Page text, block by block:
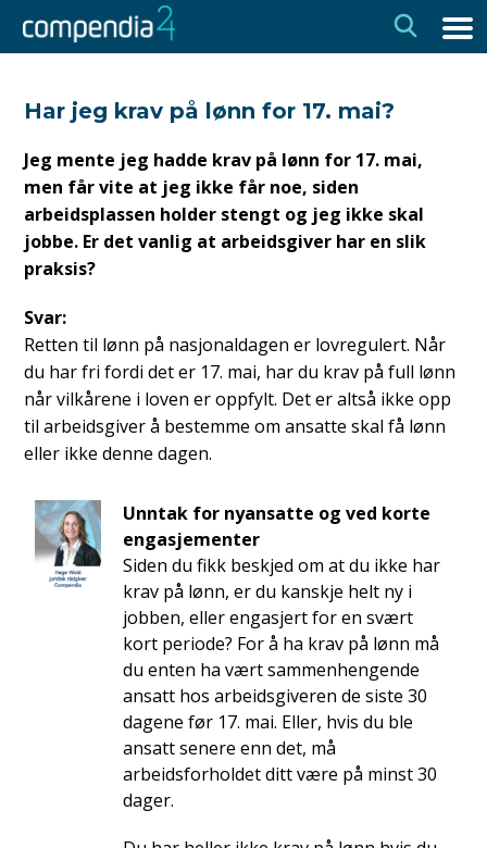
Har jeg krav på lønn for 17. mai?
Jeg mente jeg hadde krav på lønn for 17. mai,
men får vite at jeg ikke får noe, siden
arbeidsplassen holder stengt og jeg ikke skal
jobbe. Er det vanlig at arbeidsgiver har en slik
praksis?
Svar:
Retten til lønn på nasjonaldagen er lovregulert. Når
du har fri fordi det er 17. mai, har du krav på full lønn
når vilkårene i loven er oppfylt. Det er altså ikke opp
til arbeidsgiver å bestemme om ansatte skal få lønn
eller ikke denne dagen.
Unntak for nyansatte og ved korte
engasjementer
Siden du fikk beskjed om at du ikke har
krav på lønn, er du kanskje helt ny i
jobben, eller engasjert for en svært
kort periode? For å ha krav på lønn må
du enten ha vært sammenhengende
ansatt hos arbeidsgiveren de siste 30
dagene før 17. mai. Eller, hvis du ble
ansatt senere enn det, må
arbeidsforholdet ditt være på minst 30
dager.